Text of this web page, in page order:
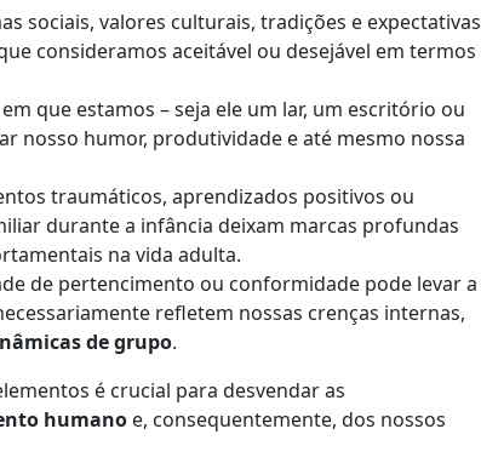
sociais, valores culturais, tradições e expectativas
consideramos aceitável ou desejável em termos
que estamos – seja ele um lar, um escritório ou
nosso humor, produtividade e até mesmo nossa
traumáticos, aprendizados positivos ou
durante a infância deixam marcas profundas
na vida adulta.
de pertencimento ou conformidade pode levar a
refletem nossas crenças internas,
de grupo.
é crucial para desvendar as
humano e, consequentemente, dos nossos